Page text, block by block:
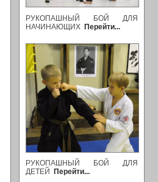
РУКОПАШНЫЙ БОЙ ДЛЯ
НАЧИНАЮЩИХ Перейти...
РУКОПАШНЫЙ БОЙ ДЛЯ
ДЕТЕЙ
Перейти...